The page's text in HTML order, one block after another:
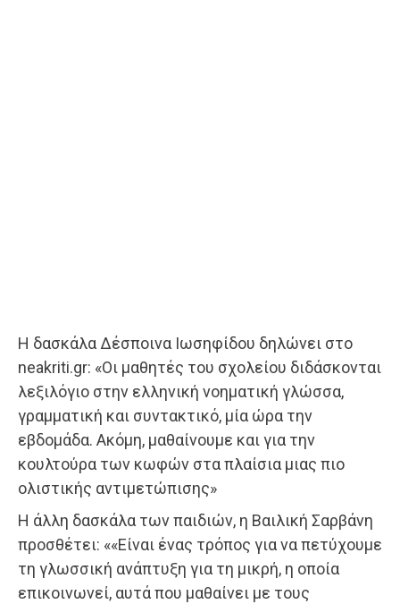
Η δασκάλα Δέσποινα Ιωσηφίδου δηλώνει στο
neakriti.gr: «Οι μαθητές του σχολείου διδάσκονται
λεξιλόγιο στην ελληνική νοηματική γλώσσα,
γραμματική και συντακτικό, μία ώρα την
εβδομάδα. Ακόμη, μαθαίνουμε και για την
κουλτούρα των κωφών στα πλαίσια μιας πιο
ολιστικής αντιμετώπισης»
Η άλλη δασκάλα των παιδιών, η Βαιλική Σαρβάνη
προσθέτει: ««Είναι ένας τρόπος για να πετύχουμε
τη γλωσσική ανάπτυξη για τη μικρή, η οποία
επικοινωνεί, αυτά που μαθαίνει με τους